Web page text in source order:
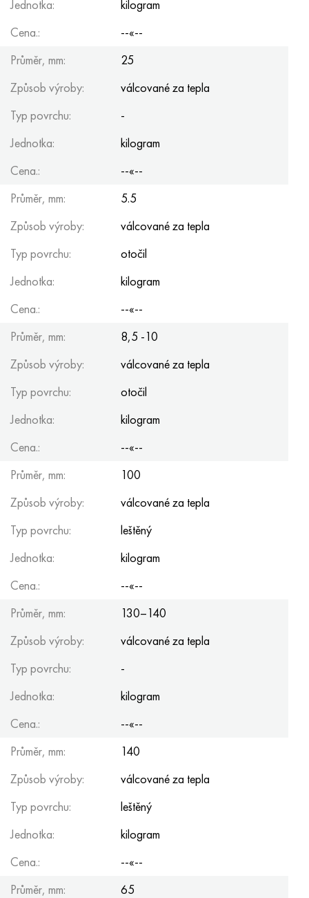
Jednotka:
kilogram
Cena.:
--«--
Průměr, mm:
25
Způsob výroby:
válcované za tepla
Typ povrchu:
-
Jednotka:
kilogram
Cena.:
--«--
Průměr, mm:
5.5
Způsob výroby:
válcované za tepla
Typ povrchu:
otočil
Jednotka:
kilogram
Cena.:
--«--
Průměr, mm:
8,5 -10
Způsob výroby:
válcované za tepla
Typ povrchu:
otočil
Jednotka:
kilogram
Cena.:
--«--
Průměr, mm:
100
Způsob výroby:
válcované za tepla
Typ povrchu:
leštěný
Jednotka:
kilogram
Cena.:
--«--
Průměr, mm:
130–140
Způsob výroby:
válcované za tepla
Typ povrchu:
-
Jednotka:
kilogram
Cena.:
--«--
Průměr, mm:
140
Způsob výroby:
válcované za tepla
Typ povrchu:
leštěný
Jednotka:
kilogram
Cena.:
--«--
Průměr, mm:
65